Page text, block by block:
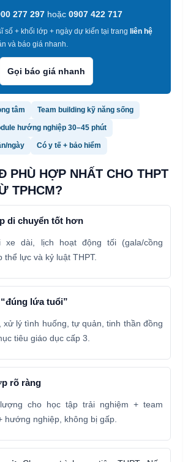
277 297 hoặc 0907 422 717
số + khối lớp + ngày dự kiến tại trang liên hệ
và báo giá nhanh.
Gọi báo giá nhanh
tâm Team building kỹ năng sống
hướng nghiệp 30–45 phút
ngày Có y tế + bảo hiểm
PHÙ HỢP NHẤT CHO THPT
TPHCM?
di chuyển tốt hơn
xe dài, lịch hoạt động tối (gala/cồng
thể lực và kỷ luật THPT.
lứa tuổi”
xử lý tình huống, tự quản, tinh thần đồng
tiêu giáo dục cấp 3.
rõ ràng
cho học tập trải nghiệm + team
hướng nghiệp, không bị gấp.